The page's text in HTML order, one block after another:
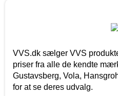
VVS.dk sælger VVS
priser fra alle de kendte
Gustavsberg, Vola,
for at se deres udvalg.